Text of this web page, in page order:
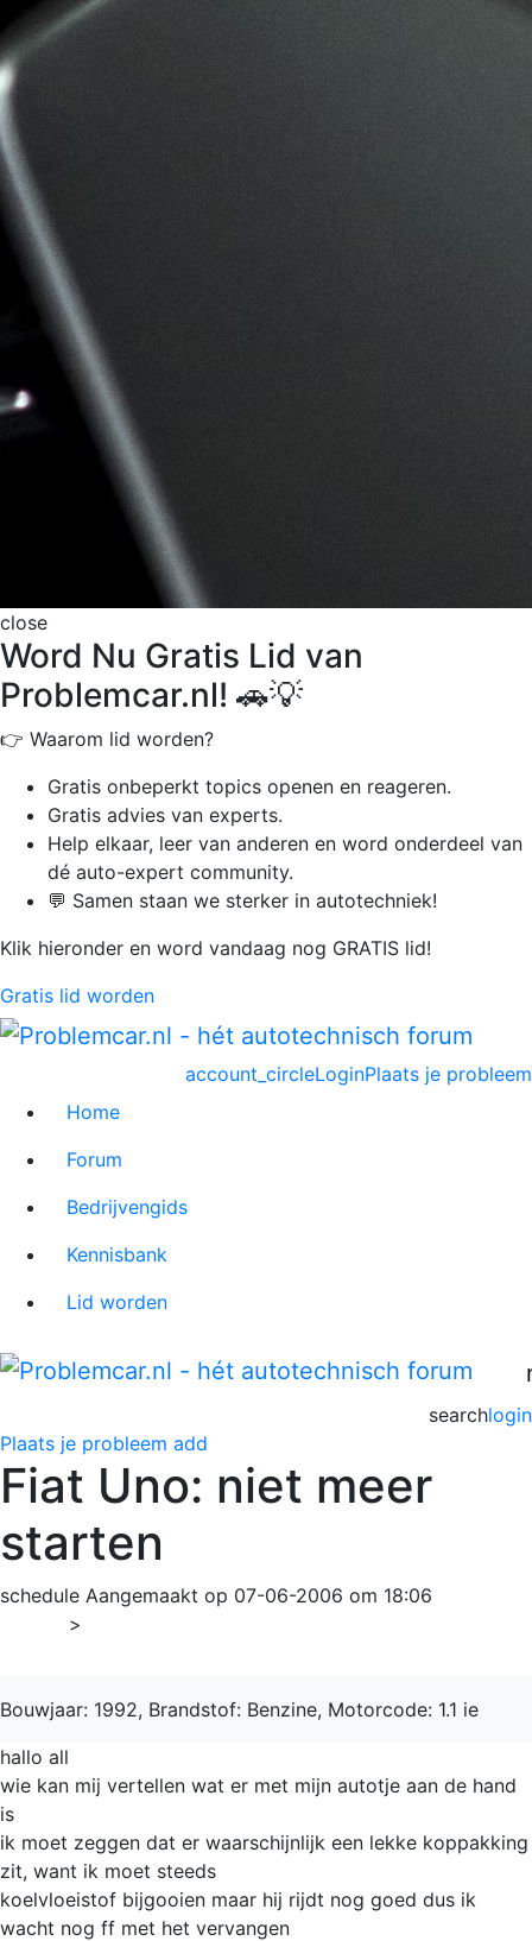
close
Word Nu Gratis Lid van
Problemcar.nl! 🚗💡
👉 Waarom lid worden?
Gratis onbeperkt topics openen en reageren.
Gratis advies van experts.
Help elkaar, leer van anderen en word onderdeel van
dé auto-expert community.
💬 Samen staan we sterker in autotechniek!
Klik hieronder en word vandaag nog GRATIS lid!
Gratis lid worden
Plaats je probleem
account_circleLogin
Home
Forum
Bedrijvengids
Kennisbank
Lid worden
login
search
Plaats je probleem add
Fiat Uno: niet meer
starten
schedule Aangemaakt op 07-06-2006 om 18:06
>
Bouwjaar: 1992, Brandstof: Benzine, Motorcode: 1.1 ie
hallo all
wie kan mij vertellen wat er met mijn autotje aan de hand
is
ik moet zeggen dat er waarschijnlijk een lekke koppakking
zit, want ik moet steeds
koelvloeistof bijgooien maar hij rijdt nog goed dus ik
wacht nog ff met het vervangen